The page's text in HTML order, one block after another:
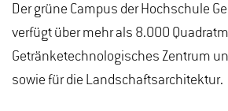
Der grüne Campus der Hochschule
verfügt über mehr als 8.000
Getränketechnologisches Zentrum
sowie für die Landschaftsarchitektur.